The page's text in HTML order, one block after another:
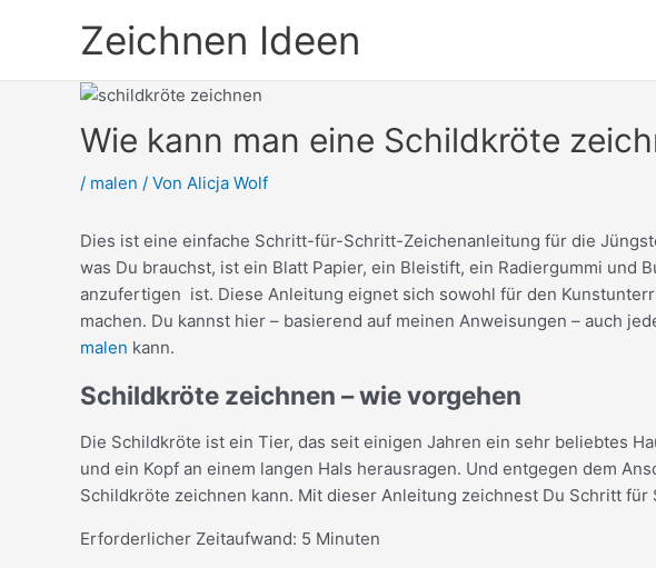
Zeichnen Ideen
Wie kann man eine Schildkröte
/ malen / Von Alicja Wolf
Dies ist eine einfache Schritt-für-Schritt-Zeichenanleitung für die
was Du brauchst, ist ein Blatt Papier, ein Bleistift, ein Radiergummi
anzufertigen ist. Diese Anleitung eignet sich sowohl für den
machen. Du kannst hier – basierend auf meinen Anweisungen – auch
malen kann.
Schildkröte zeichnen – wie vorgehen
Die Schildkröte ist ein Tier, das seit einigen Jahren ein sehr beliebtes
und ein Kopf an einem langen Hals herausragen. Und entgegen dem
Schildkröte zeichnen kann. Mit dieser Anleitung zeichnest Du Schritt
Erforderlicher Zeitaufwand: 5 Minuten